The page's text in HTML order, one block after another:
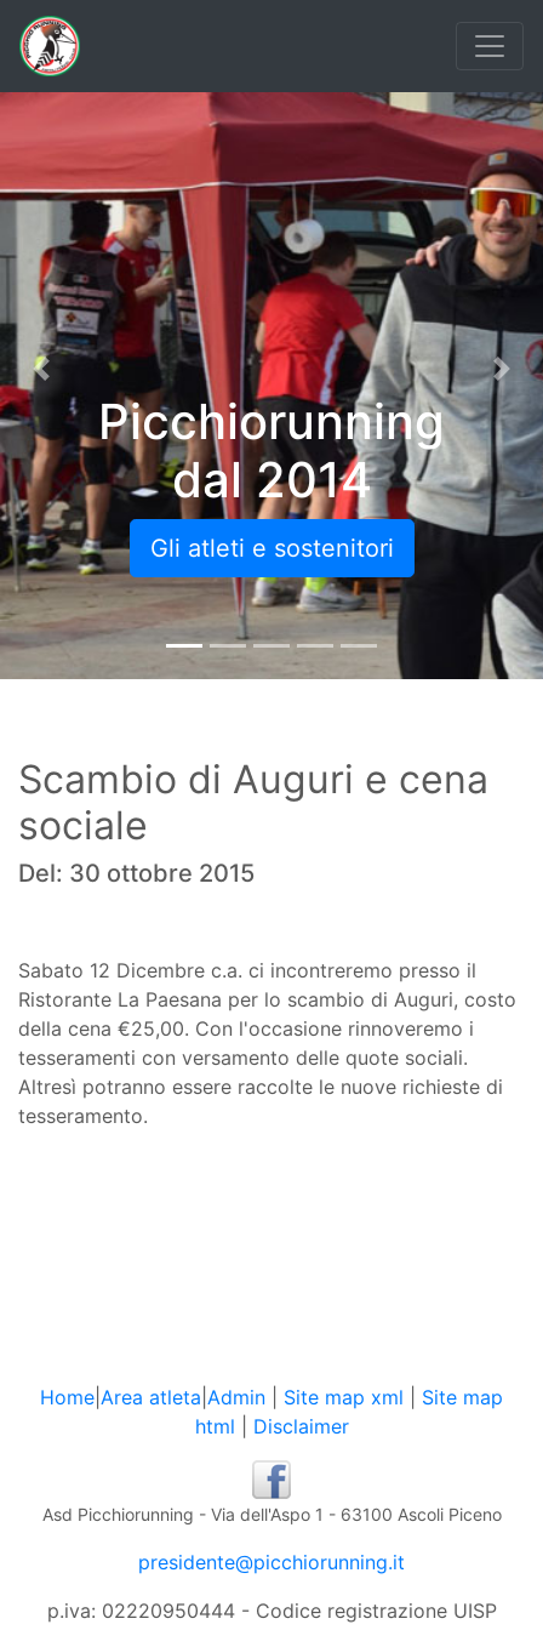
Picchiorunning
dal 2014
Gli atleti e sostenitori
Previous
Scambio di Auguri e cena
sociale
Del: 30 ottobre 2015
Sabato 12 Dicembre c.a. ci incontreremo presso il
Ristorante La Paesana per lo scambio di Auguri, costo
della cena €25,00. Con l'occasione rinnoveremo i
tesseramenti con versamento delle quote sociali.
Altresì potranno essere raccolte le nuove richieste di
tesseramento.
Home Area atleta Admin Site map xml
Site map
html
Disclaimer
Asd Picchiorunning - Via dell'Aspo 1 - 63100 Ascoli Piceno
presidente@picchiorunning.it
p.iva: 02220950444 - Codice registrazione UISP